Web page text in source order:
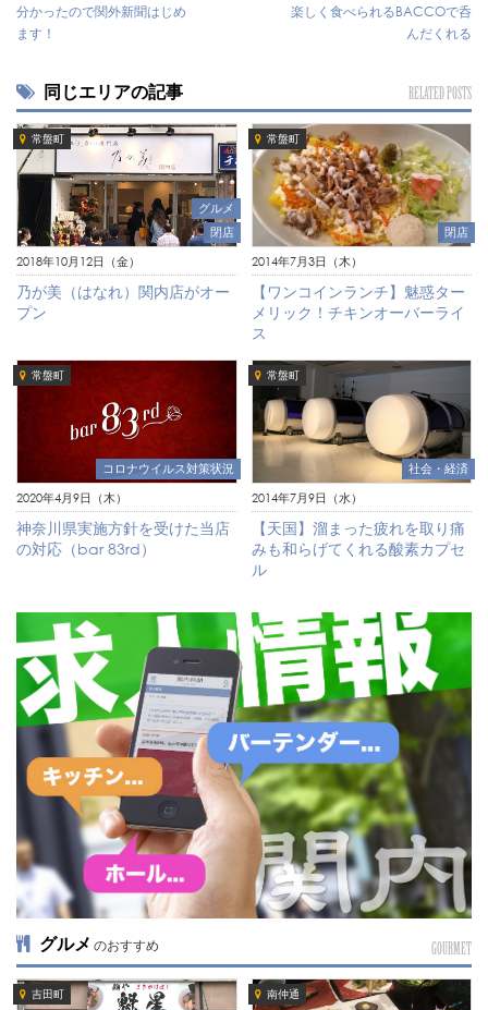
分かったので関外新聞はじめ
ます！
楽しく食べられるBACCOで呑
んだくれる
同じエリアの記事 RELATED POSTS
常盤町
グルメ
閉店
2018年10月12日（金）
乃が美（はなれ）関内店がオー
プン
常盤町
閉店
2014年7月3日（木）
【ワンコインランチ】魅惑ター
メリック！チキンオーバーライ
ス
常盤町
コロナウイルス対策状況
2020年4月9日（木）
神奈川県実施方針を受けた当店
の対応（bar 83rd）
常盤町
社会・経済
2014年7月9日（水）
【天国】溜まった疲れを取り痛
みも和らげてくれる酸素カプセ
ル
グルメ のおすすめ GOURMET
吉田町 南仲通